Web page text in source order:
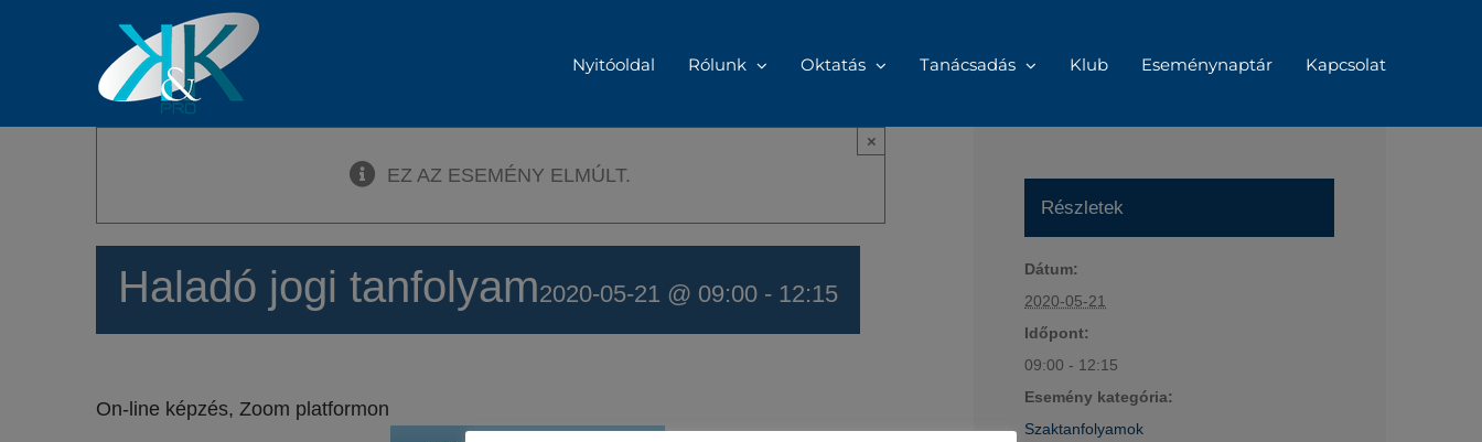
Nyitóoldal Rólunk Oktatás Tanácsadás Klub Eseménynaptár Kapcsolat
EZ AZ ESEMÉNY ELMÚLT.
×
Haladó jogi tanfolyam2020-05-21 @ 09:00 - 12:15
On-line képzés, Zoom platformon
Részletek
Dátum:
2020-05-21
Időpont:
09:00 - 12:15
Esemény kategória:
Szaktanfolyamok